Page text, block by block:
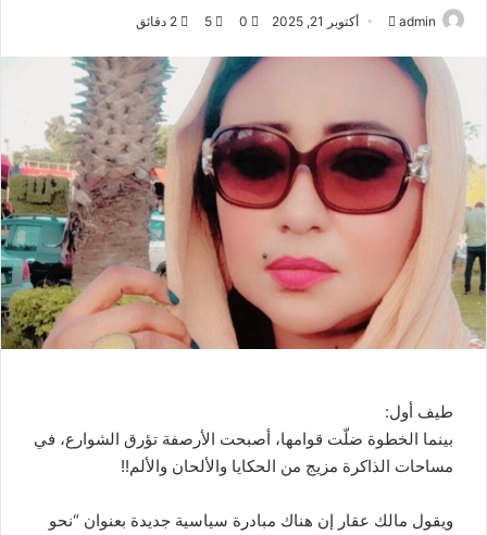
admin
ب
ر
ي
د
ك
ت
ن
ي
ا
أكتوبر 21, 2025 0
5
طيف أول:
بينما الخطوة ضلّت قوامها، أصبحت الأرصفة تؤرق الشوارع، في
مساحات الذاكرة مزيج من الحكايا والألحان والألم!!
ويقول مالك عقار إن هناك مبادرة سياسية جديدة بعنوان “نحو